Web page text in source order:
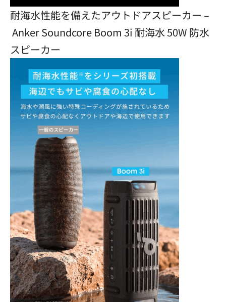
耐海水性能を備えたアウトドアスピーカー –
Anker Soundcore Boom 3i 耐海水 50W 防水
スピーカー